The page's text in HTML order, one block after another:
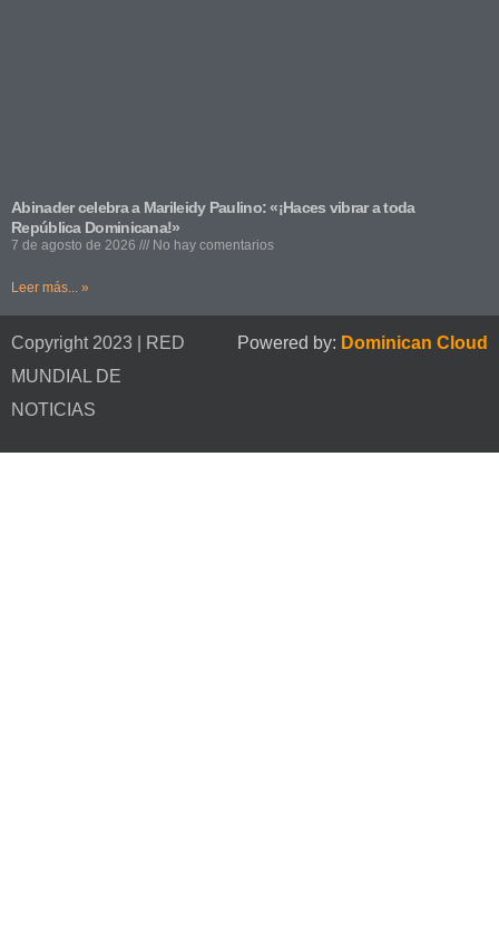
Abinader celebra a Marileidy Paulino: «¡Haces vibrar a toda
República Dominicana!»
7 de agosto de 2026 No hay comentarios
Leer más... »
Copyright 2023 | RED
MUNDIAL DE
NOTICIAS
Powered by: Dominican Cloud